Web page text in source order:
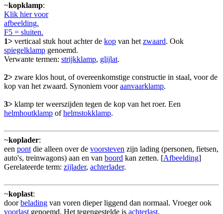
~kopklamp:
Klik hier voor
afbeelding.
F5 = sluiten.
1> verticaal stuk hout achter de kop van het zwaard. Ook
spiegelklamp genoemd.
Verwante termen: strijkklamp, glijlat.
2> zware klos hout, of overeenkomstige constructie in staal, voor de
kop van het zwaard. Synoniem vooraanvaarklamp.
3> klamp ter weerszijden tegen de kop van het roer. Een
helmhoutklamp ofhelmstokklamp.
~koplader:
een pont die alleen over de voorsteven zijn lading (personen, fietsen,
auto's, treinwagons) aan en van boord kan zetten. [Afbeelding]
Gerelateerde term: zijlader, achterlader.
~koplast:
doorbelading van voren dieper liggend dan normaal. Vroeger ook
voorlast genoemd. Het tegengestelde is achterlast.